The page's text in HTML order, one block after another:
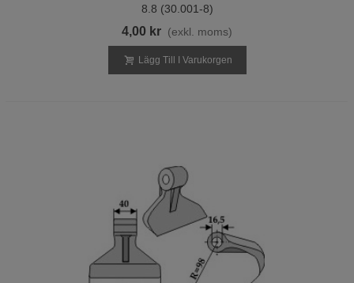
8.8 (30.001-8)
4,00 kr (exkl. moms)
Lägg Till I Varukorgen